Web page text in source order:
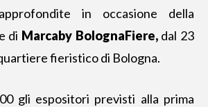
in occasione della
di Marcaby BolognaFiere, dal 23
fieristico di Bologna.
gli espositori previsti alla prima